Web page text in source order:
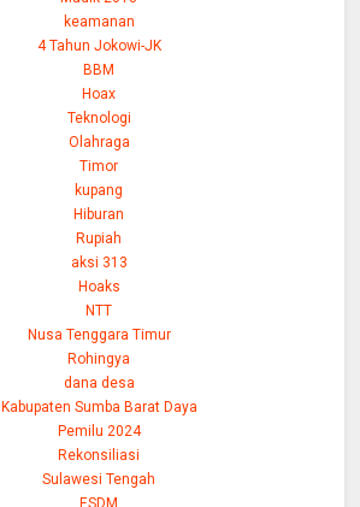
keamanan
4 Tahun Jokowi-JK
BBM
Hoax
Teknologi
Olahraga
Timor
kupang
Hiburan
Rupiah
aksi 313
Hoaks
NTT
Nusa Tenggara Timur
Rohingya
dana desa
Kabupaten Sumba Barat Daya
Pemilu 2024
Rekonsiliasi
Sulawesi Tengah
ESDM